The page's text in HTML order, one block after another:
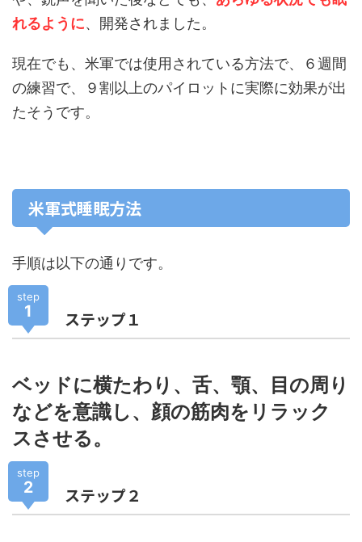
れるように、開発されました。
現在でも、米軍では使用されている方法で、６週間
の練習で、９割以上のパイロットに実際に効果が出
たそうです。
米軍式睡眠方法
手順は以下の通りです。
step
1 ステップ１
ベッドに横たわり、舌、顎、目の周り
などを意識し、顔の筋肉をリラック
スさせる。
step
2 ステップ２